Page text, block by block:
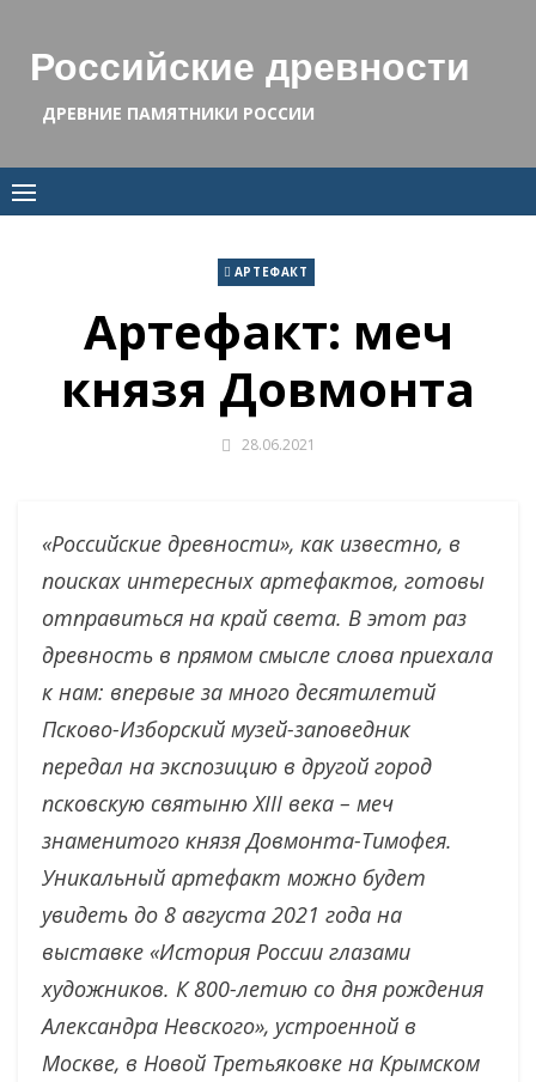
contentРоссийские древности
ДРЕВНИЕ ПАМЯТНИКИ РОССИИ
АРТЕФАКТ
Артефакт: меч
князя Довмонта
28.06.2021
«Российские древности», как известно, в
поисках интересных артефактов, готовы
отправиться на край света. В этот раз
древность в прямом смысле слова приехала
к нам: впервые за много десятилетий
Псково-Изборский музей-заповедник
передал на экспозицию в другой город
псковскую святыню XIII века – меч
знаменитого князя Довмонта-Тимофея.
Уникальный артефакт можно будет
увидеть до 8 августа 2021 года на
выставке «История России глазами
художников. К 800-летию со дня рождения
Александра Невского», устроенной в
Москве, в Новой Третьяковке на Крымском